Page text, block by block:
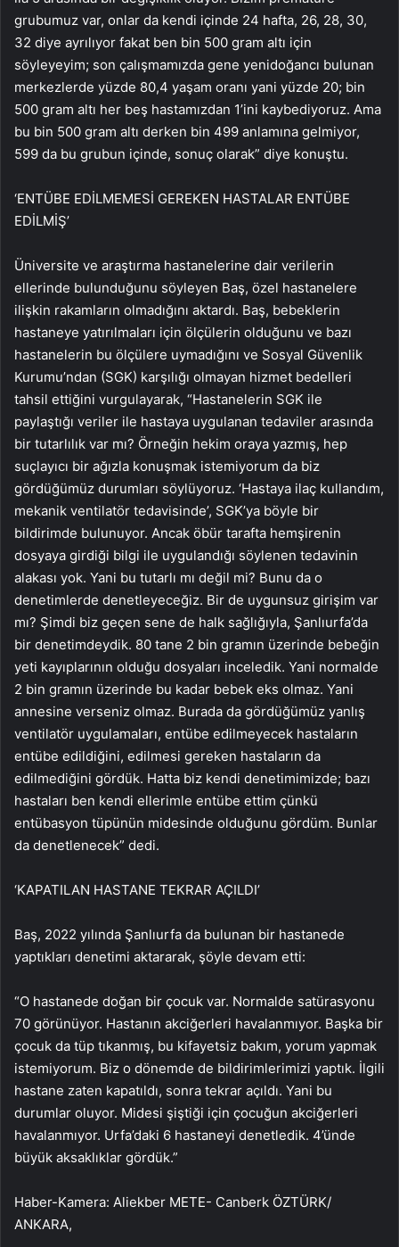
grubumuz var, onlar da kendi içinde 24 hafta, 26, 28, 30,
32 diye ayrılıyor fakat ben bin 500 gram altı için
söyleyeyim; son çalışmamızda gene yenidoğancı bulunan
merkezlerde yüzde 80,4 yaşam oranı yani yüzde 20; bin
500 gram altı her beş hastamızdan 1’ini kaybediyoruz. Ama
bu bin 500 gram altı derken bin 499 anlamına gelmiyor,
599 da bu grubun içinde, sonuç olarak” diye konuştu.
‘ENTÜBE EDİLMEMESİ GEREKEN HASTALAR ENTÜBE
EDİLMİŞ’
Üniversite ve araştırma hastanelerine dair verilerin
ellerinde bulunduğunu söyleyen Baş, özel hastanelere
ilişkin rakamların olmadığını aktardı. Baş, bebeklerin
hastaneye yatırılmaları için ölçülerin olduğunu ve bazı
hastanelerin bu ölçülere uymadığını ve Sosyal Güvenlik
Kurumu’ndan (SGK) karşılığı olmayan hizmet bedelleri
tahsil ettiğini vurgulayarak, “Hastanelerin SGK ile
paylaştığı veriler ile hastaya uygulanan tedaviler arasında
bir tutarlılık var mı? Örneğin hekim oraya yazmış, hep
suçlayıcı bir ağızla konuşmak istemiyorum da biz
gördüğümüz durumları söylüyoruz. ‘Hastaya ilaç kullandım,
mekanik ventilatör tedavisinde’, SGK’ya böyle bir
bildirimde bulunuyor. Ancak öbür tarafta hemşirenin
dosyaya girdiği bilgi ile uygulandığı söylenen tedavinin
alakası yok. Yani bu tutarlı mı değil mi? Bunu da o
denetimlerde denetleyeceğiz. Bir de uygunsuz girişim var
mı? Şimdi biz geçen sene de halk sağlığıyla, Şanlıurfa’da
bir denetimdeydik. 80 tane 2 bin gramın üzerinde bebeğin
yeti kayıplarının olduğu dosyaları inceledik. Yani normalde
2 bin gramın üzerinde bu kadar bebek eks olmaz. Yani
annesine verseniz olmaz. Burada da gördüğümüz yanlış
ventilatör uygulamaları, entübe edilmeyecek hastaların
entübe edildiğini, edilmesi gereken hastaların da
edilmediğini gördük. Hatta biz kendi denetimimizde; bazı
hastaları ben kendi ellerimle entübe ettim çünkü
entübasyon tüpünün midesinde olduğunu gördüm. Bunlar
da denetlenecek” dedi.
‘KAPATILAN HASTANE TEKRAR AÇILDI’
Baş, 2022 yılında Şanlıurfa da bulunan bir hastanede
yaptıkları denetimi aktararak, şöyle devam etti:
“O hastanede doğan bir çocuk var. Normalde satürasyonu
70 görünüyor. Hastanın akciğerleri havalanmıyor. Başka bir
çocuk da tüp tıkanmış, bu kifayetsiz bakım, yorum yapmak
istemiyorum. Biz o dönemde de bildirimlerimizi yaptık. İlgili
hastane zaten kapatıldı, sonra tekrar açıldı. Yani bu
durumlar oluyor. Midesi şiştiği için çocuğun akciğerleri
havalanmıyor. Urfa’daki 6 hastaneyi denetledik. 4’ünde
büyük aksaklıklar gördük.”
Haber-Kamera: Aliekber METE- Canberk ÖZTÜRK/
ANKARA,